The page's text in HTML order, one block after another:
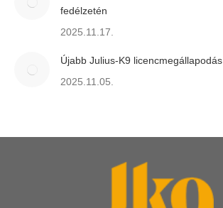
fedélzetén
2025.11.17.
Újabb Julius-K9 licencmegállapodás
2025.11.05.